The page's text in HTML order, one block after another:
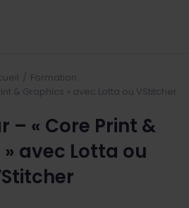
Formation
& Graphics » avec Lotta ou VStitcher
– « Core Print &
avec Lotta ou